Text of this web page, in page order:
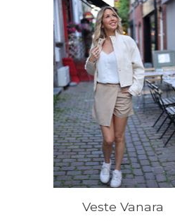
Veste Vanara